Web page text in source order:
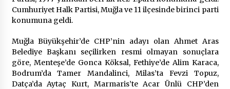
2 ay ago
4 ay ago
Başkan Aras “Bizler Günü Kurtaran Değil, Yarını
Kuran İşler İçin Çalışacağız”
Cumhuriyet Halk Partisi, Muğla ve 11 ilçesinde birinci parti
konumuna geldi.
Muğla Büyükşehir’de CHP’nin adayı olan Ahmet Aras
Belediye Başkanı seçilirken resmi olmayan sonuçlara
göre, Menteşe’de Gonca Köksal, Fethiye’de Alim Karaca,
Bodrum’da Tamer Mandalinci, Milas’ta Fevzi Topuz,
Datça’da Aytaç Kurt, Marmaris’te Acar Ünlü CHP’den